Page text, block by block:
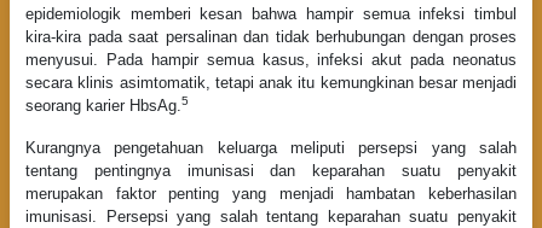
epidemiologik memberi kesan bahwa hampir semua infeksi timbul
kira-kira pada saat persalinan dan tidak berhubungan dengan proses
menyusui. Pada hampir semua kasus, infeksi akut pada neonatus
secara klinis asimtomatik, tetapi anak itu kemungkinan besar menjadi
seorang karier HbsAg. 5
Kurangnya pengetahuan keluarga meliputi persepsi yang salah
tentang pentingnya imunisasi dan keparahan suatu penyakit
merupakan faktor penting yang menjadi hambatan keberhasilan
imunisasi. Persepsi yang salah tentang keparahan suatu penyakit